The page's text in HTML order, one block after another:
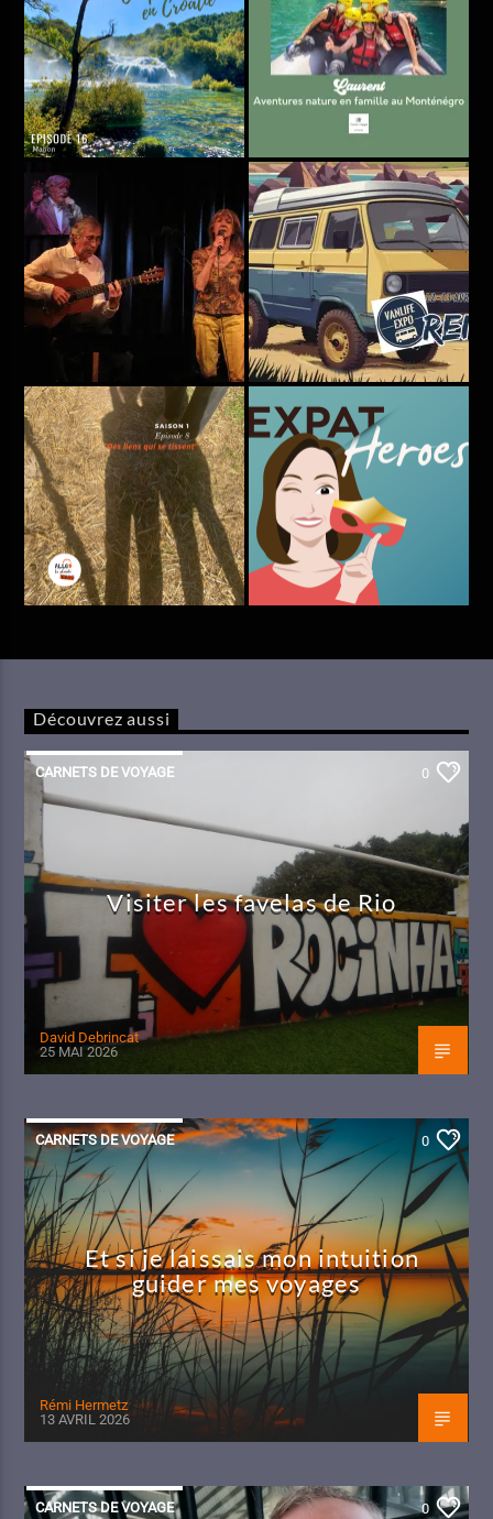
Découvrez aussi
CARNETS DE VOYAGE 0
Visiter les favelas de Rio
David Debrincat
25 MAI 2026
CARNETS DE VOYAGE 0
Et si je laissais mon intuition
guider mes voyages
Rémi Hermetz
13 AVRIL 2026
CARNETS DE VOYAGE 0